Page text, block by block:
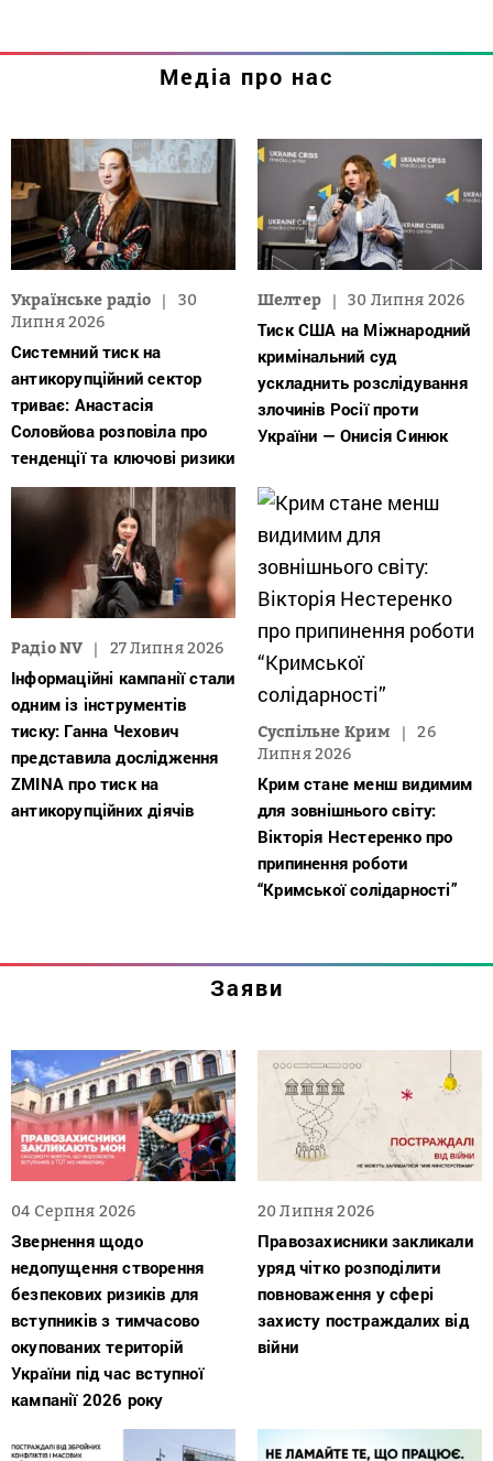
Медіа про нас
Українське радіо
30
Липня 2026
Системний тиск на
антикорупційний сектор
триває: Анастасія
Соловйова розповіла про
тенденції та ключові ризики
Шелтер 30 Липня 2026
Тиск США на Міжнародний
кримінальний суд
ускладнить розслідування
злочинів Росії проти
України — Онисія Синюк
Радіо NV 27 Липня 2026
Інформаційні кампанії стали
одним із інструментів
тиску: Ганна Чехович
представила дослідження
ZMINA про тиск на
антикорупційних діячів
Суспільне Крим
26
Липня 2026
Крим стане менш видимим
для зовнішнього світу:
Вікторія Нестеренко про
припинення роботи
“Кримської солідарності”
Заяви
04 Серпня 2026
Звернення щодо
недопущення створення
безпекових ризиків для
вступників з тимчасово
окупованих територій
України під час вступної
кампанії 2026 року
20 Липня 2026
Правозахисники закликали
уряд чітко розподілити
повноваження у сфері
захисту постраждалих від
війни